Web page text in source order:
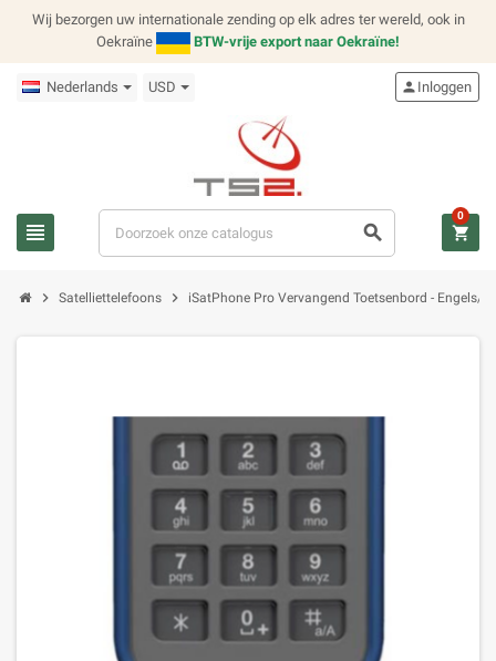
Wij bezorgen uw internationale zending op elk adres ter wereld, ook in
Oekraïne
BTW-vrije export naar Oekraïne!
Nederlands USD
view_headline search
person Inloggen
shopping_cart
0
chevron_right Satelliettelefoons chevron_right iSatPhone Pro Vervangend Toetsenbord - Engels/